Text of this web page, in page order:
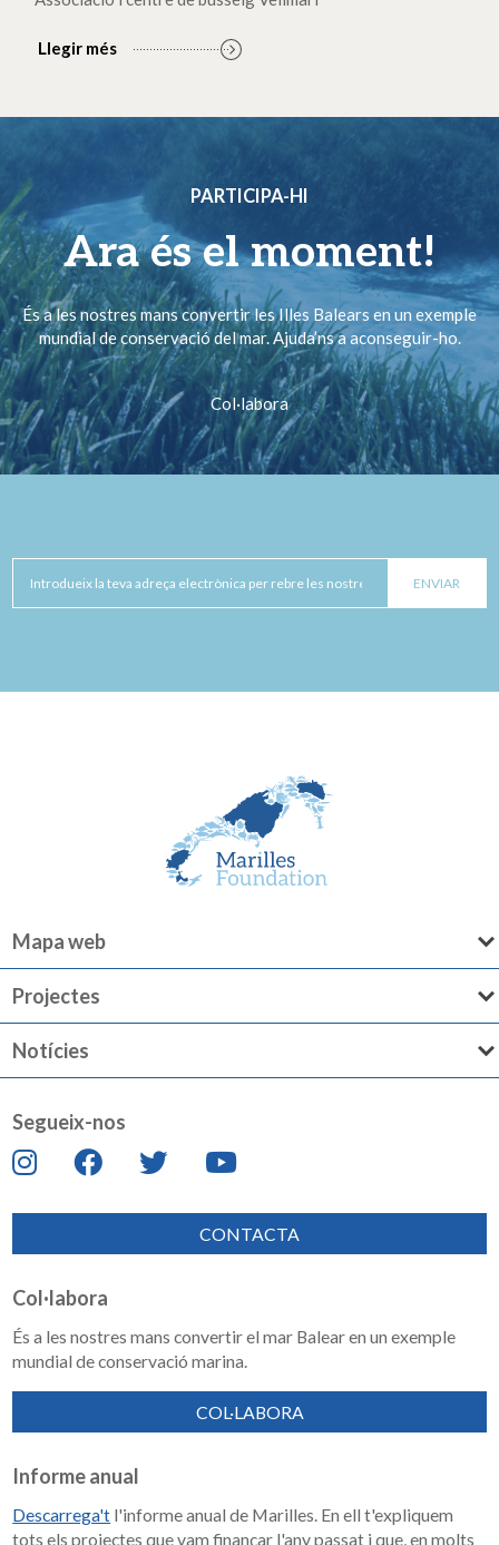
Llegir més
PARTICIPA-HI
Ara és el moment!
És a les nostres mans convertir les Illes Balears en un exemple
mundial de conservació del mar. Ajuda’ns a aconseguir-ho.
Col·labora
Mapa web
Projectes
Notícies
Segueix-nos
CONTACTA
Col·labora
És a les nostres mans convertir el mar Balear en un exemple
mundial de conservació marina.
COL·LABORA
Informe anual
Descarrega't l'informe anual de Marilles. En ell t'expliquem
tots els projectes que vam finançar l'any passat i que, en molts